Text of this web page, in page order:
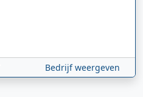
Bedrijf weergeven